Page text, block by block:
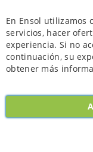
Copyright © 2026.
En Ensol utilizamos
servicios, hacer
experiencia. Si no
continuación, su
obtener más